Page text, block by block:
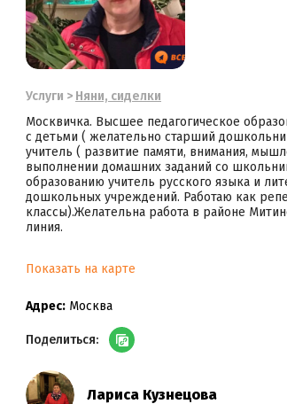
Услуги > Няни, сиделки
Москвичка. Высшее педагогическое
с детьми ( желательно старший
учитель ( развитие памяти, внимания,
выполнении домашних заданий со
образованию учитель русского языка и
дошкольных учреждений. Работаю как
классы).Желательна работа в районе
линия.
Показать на карте
Адрес: Москва
Поделиться:
Лариса Кузнецова